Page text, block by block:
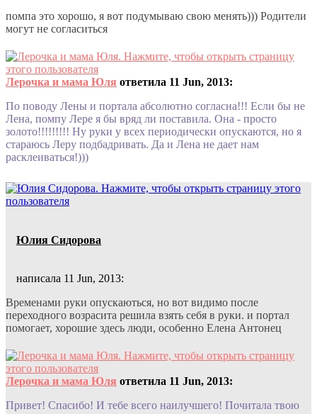
помпа это хорошо, я вот подумываю свою менять))) Родители
могут не согласиться
Лерочка и мама Юля ответила 11 Jun, 2013:
По поводу Лены и портала абсолютно согласна!!! Если бы не
Лена, помпу Лере я бы вряд ли поставила. Она - просто
золото!!!!!!!!! Ну руки у всех периодически опускаются, но я
стараюсь Леру подбадривать. Да и Лена не дает нам
расклеиваться!)))
Юлия Сидорова
написала 11 Jun, 2013:
Временами руки опускаються, но вот видимо после
переходного возрасита решила взять себя в руки. и портал
помогает, хорошие здесь люди, особенно Елена Антонец
Лерочка и мама Юля ответила 11 Jun, 2013:
Привет! Спасибо! И тебе всего наилучшего! Почитала твою